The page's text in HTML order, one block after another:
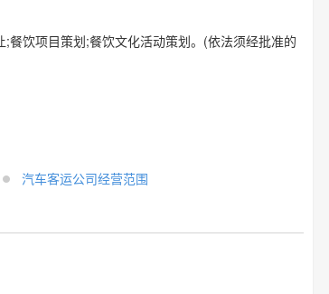
饮项目策划;餐饮文化活动策划。(依法须经批准的
汽车客运公司经营范围